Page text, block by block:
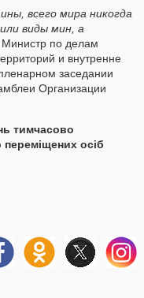
всего мира никогда
виды мин, а
по делам
и внутренне
заседании
Организации
тимчасово
переміщених осіб